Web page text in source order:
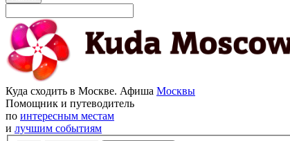
Куда сходить в Москве. Афиша Москвы
Помощник и путеводитель
по интересным местам
и лучшим событиям